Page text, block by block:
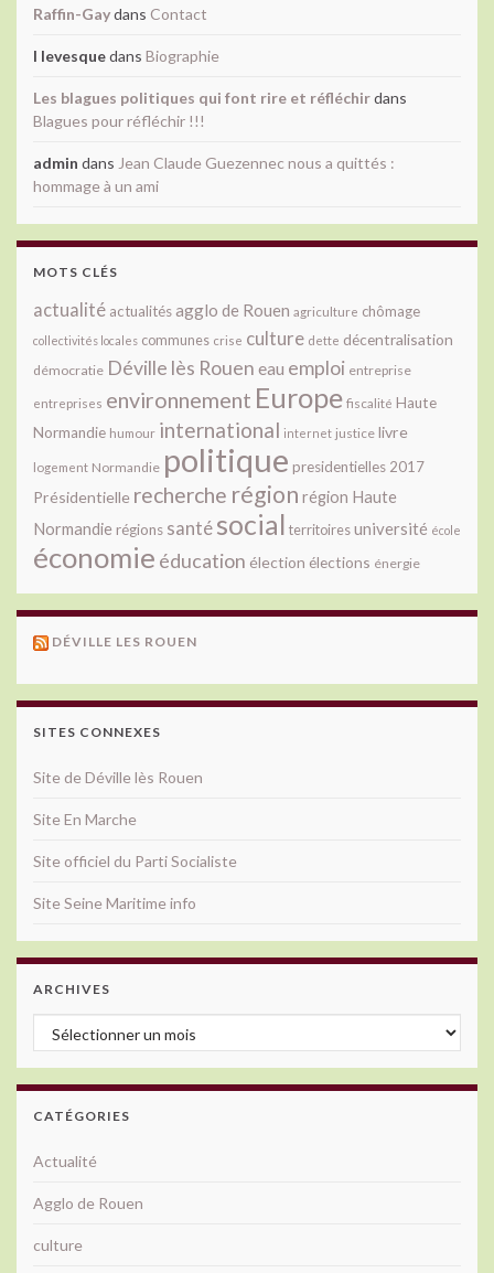
Raffin-Gaydans Contact
l levesquedans Biographie
Les blagues politiques qui font rire et réfléchirdans
Blagues pour réfléchir !!!
admin dans Jean Claude Guezennec nous a quittés :
hommage à un ami
MOTS CLÉS
actualité actualitésagglo de Rouen agriculture chômage
collectivités locales communes crise culture dette décentralisation
démocratie Déville lès Rouen eau emploi entreprise
entreprises environnement Europe fiscalité Haute
Normandie humour international internet justice livre
logement Normandie politique presidentielles 2017
Présidentielle recherche région région Haute
Normandie régions santésocial territoiresuniversité école
économie éducation élection élections énergie
DÉVILLE LES ROUEN
SITES CONNEXES
Site de Déville lès Rouen
Site En Marche
Site officiel du Parti Socialiste
Site Seine Maritime info
ARCHIVES
Archives
CATÉGORIES
Actualité
Agglo de Rouen
culture